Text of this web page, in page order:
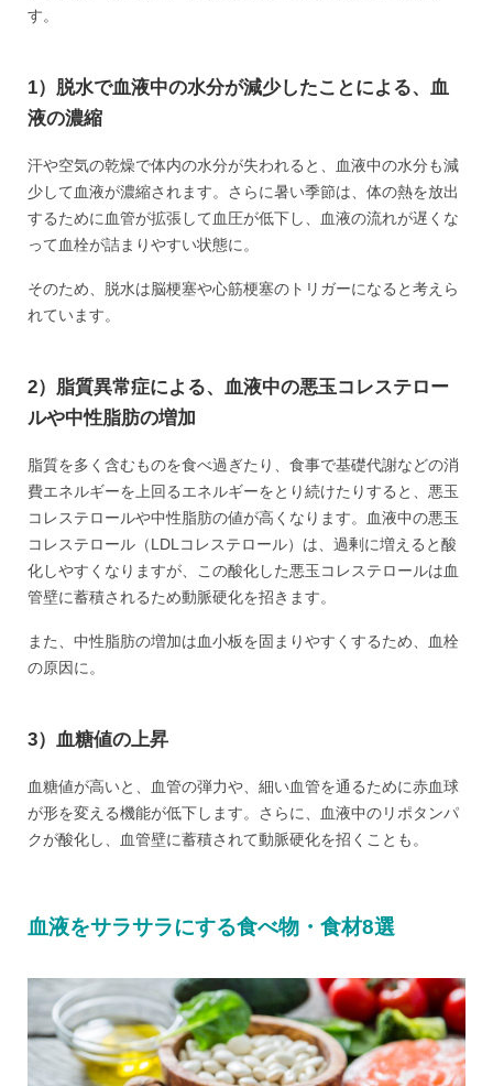
す。
1）脱水で血液中の水分が減少したことによる、血
液の濃縮
汗や空気の乾燥で体内の水分が失われると、血液中の水分も減
少して血液が濃縮されます。さらに暑い季節は、体の熱を放出
するために血管が拡張して血圧が低下し、血液の流れが遅くな
って血栓が詰まりやすい状態に。
そのため、脱水は脳梗塞や心筋梗塞のトリガーになると考えら
れています。
2）脂質異常症による、血液中の悪玉コレステロー
ルや中性脂肪の増加
脂質を多く含むものを食べ過ぎたり、食事で基礎代謝などの消
費エネルギーを上回るエネルギーをとり続けたりすると、悪玉
コレステロールや中性脂肪の値が高くなります。血液中の悪玉
コレステロール（LDLコレステロール）は、過剰に増えると酸
化しやすくなりますが、この酸化した悪玉コレステロールは血
管壁に蓄積されるため動脈硬化を招きます。
また、中性脂肪の増加は血小板を固まりやすくするため、血栓
の原因に。
3）血糖値の上昇
血糖値が高いと、血管の弾力や、細い血管を通るために赤血球
が形を変える機能が低下します。さらに、血液中のリポタンパ
クが酸化し、血管壁に蓄積されて動脈硬化を招くことも。
血液をサラサラにする食べ物・食材8選